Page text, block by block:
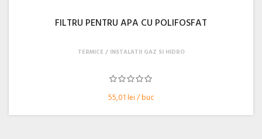
FILTRU PENTRU APA CU POLIFOSFAT
55,01 lei / buc
TERMICE INSTALATII GAZ SI HIDRO